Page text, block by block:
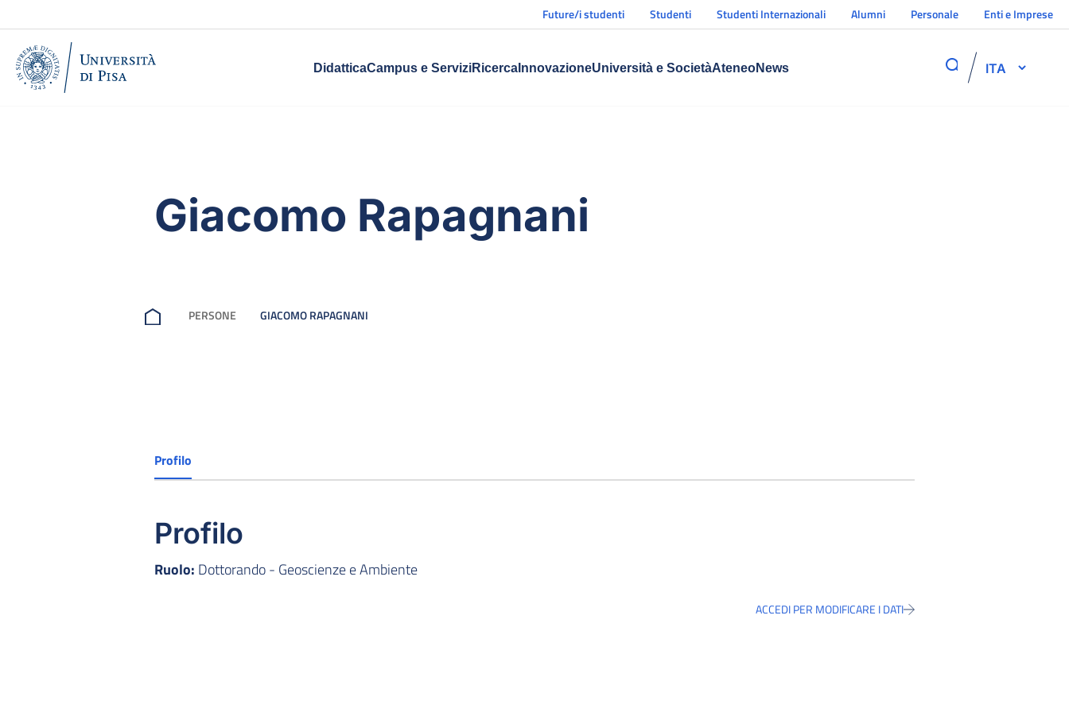
Future/i studenti Studenti Studenti Internazionali Alumni Personale Enti e Imprese
DidatticaCampus e ServiziRicercaInnovazioneUniversità e SocietàAteneoNews ITA
Giacomo Rapagnani
PERSONE GIACOMO RAPAGNANI
Profilo
Profilo
Ruolo: Dottorando - Geoscienze e Ambiente
ACCEDI PER MODIFICARE I DATI